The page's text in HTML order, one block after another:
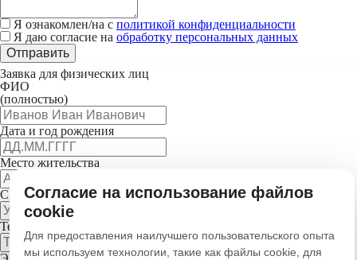
Я ознакомлен/на с политикой конфиденциальности
Я даю согласие на обработку персональных данных
Отправить
Заявка для физических лиц
ФИО
(полностью)
Дата и год рождения
Место жительства
СНИЛС
Телефон
Согласие на использование файлов
cookie
Для предоставления наилучшего пользовательского опыта
мы используем технологии, такие как файлы cookie, для